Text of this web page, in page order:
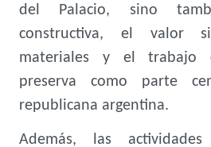
del Palacio, sino
constructiva, el valor
materiales y el trabajo
preserva como parte
republicana argentina.
Además, las